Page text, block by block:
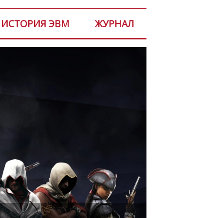
ИСТОРИЯ ЭВМ ЖУРНАЛ